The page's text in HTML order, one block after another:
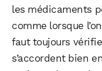
les médicaments
comme lorsque
faut toujours
s’accordent bien